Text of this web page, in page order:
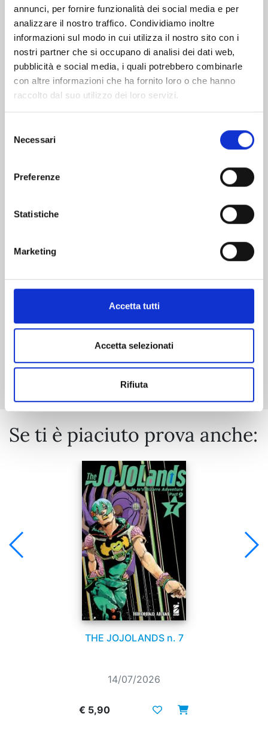
annunci, per fornire funzionalità dei social media e per
analizzare il nostro traffico. Condividiamo inoltre
informazioni sul modo in cui utilizza il nostro sito con i
nostri partner che si occupano di analisi dei dati web,
pubblicità e social media, i quali potrebbero combinarle
con altre informazioni che ha fornito loro o che hanno
raccolto dal suo utilizzo dei loro servizi.
delNecessari
Preferenze
Statistiche
Marketing
Accetta tutti
Accetta selezionati
Rifiuta
Altri volumi della serie
I CAVALIERI DELLO ZODIACO - SAINT SEIYA:
€ 14,90
Mostra tutto
Se ti è piaciuto prova anche:
THE JOJOLANDS n. 7
14/07/2026
€ 5,90